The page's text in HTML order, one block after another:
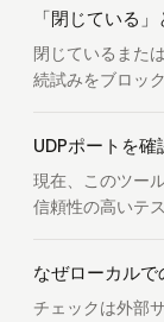
「閉じている
閉じているまた
続試みをブロッ
UDPポートを確
現在、このツー
信頼性の高いテ
なぜローカルで
チェックは外部